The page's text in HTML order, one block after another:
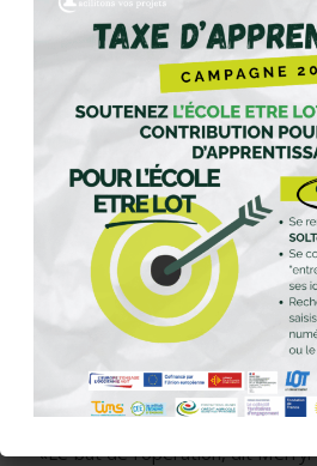
9 août 2017 / 0 Commentaires
entreprises
Mardi 30 mai à l’IUT, à l’initiative
l’association Passeport
deuxième «apéro entreprises
thème : «Partenariat
passeport pour l’avenir de notre
Plusieurs chefs d’entreprise
l’invitation, de même que les
certains de la mini-entreprise
vient de remporter le titre
post-bac. Ils y étaient
directeur de l’IUT, Xavier Pumin.
«Le but de l’opération, dit